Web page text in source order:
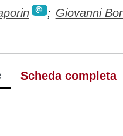
; Giovanni
Scheda completa